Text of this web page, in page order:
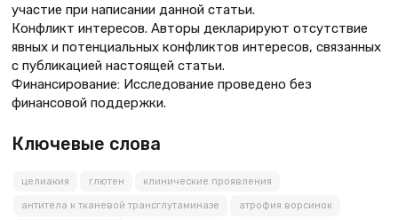
участие при написании данной статьи.
Конфликт интересов. Авторы декларируют отсутствие
явных и потенциальных конфликтов интересов, связанных
с публикацией настоящей статьи.
Финансирование: Исследование проведено без
финансовой поддержки.
Ключевые слова
целиакия глютен клинические проявления
антитела к тканевой трансглутаминазе атрофия ворсинок